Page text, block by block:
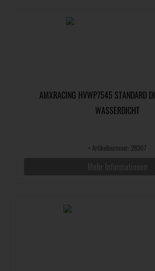
AMXRACING HVWP7545 STANDARD
WASSERDICHT
• Artikelnummer: 28307